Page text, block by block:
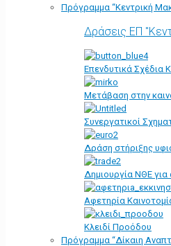
Πρόγραμμα “Κεντρική
Δράσεις ΕΠ
Επενδυτικά Σχέδια
Μετάβαση στην
Συνεργατικοί
Δράση στήριξης
Δημιουργία ΝΘΕ
Αφετηρία
Κλειδί Προόδου
Πρόγραμμα “Δίκαιη